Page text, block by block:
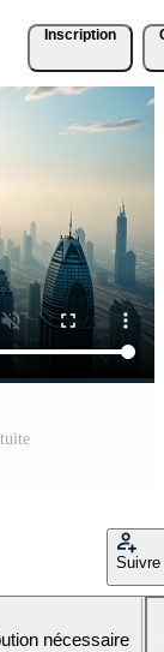
Inscription
Suivre
nécessaire